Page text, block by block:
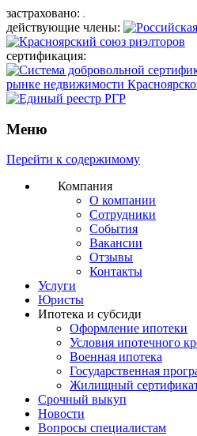
застраховано:
действующие члены:
сертификация:
Меню
Перейти к содержимому
Компания
О компании
Сотрудники
События
Вакансии
Отзывы
Контакты
Услуги
Юристы
Ипотека и субсиди
Оформление ипотеки
Условия ипотечного
Военная ипотека
Государственная
Жилищный
Срочный выкуп
Новости
Вопросы специалистам